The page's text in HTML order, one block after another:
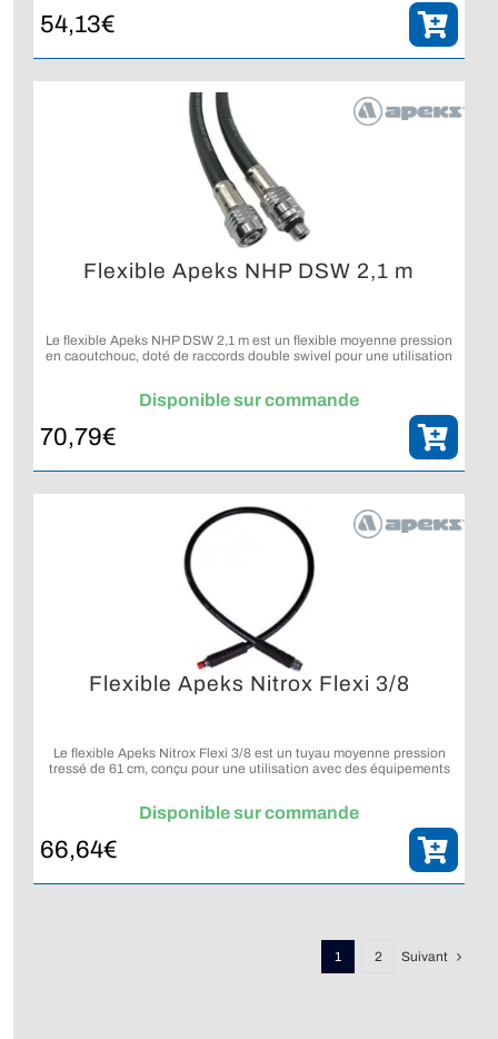
54,13€
Flexible Apeks NHP DSW 2,1 m
Le flexible Apeks NHP DSW 2,1 m est un flexible moyenne pression
en caoutchouc, doté de raccords double swivel pour une utilisation
Disponible sur commande
70,79€
Flexible Apeks Nitrox Flexi 3/8
Le flexible Apeks Nitrox Flexi 3/8 est un tuyau moyenne pression
tressé de 61 cm, conçu pour une utilisation avec des équipements
Disponible sur commande
66,64€
1 2 Suivant